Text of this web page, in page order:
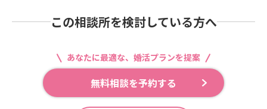
この相談所を検討している方へ
あなたに最適な、婚活プランを提案
無料相談を予約する